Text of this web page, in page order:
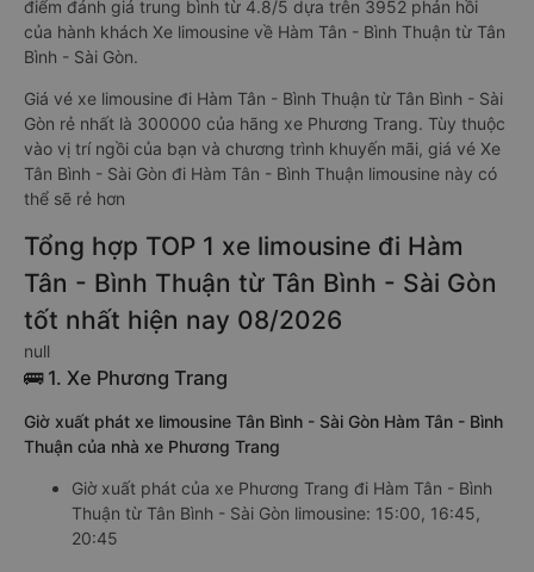
điểm đánh giá trung bình từ 4.8/5 dựa trên 3952 phản hồi
của hành khách Xe limousine về Hàm Tân - Bình Thuận từ Tân
Bình - Sài Gòn.
Giá vé xe limousine đi Hàm Tân - Bình Thuận từ Tân Bình - Sài
Gòn rẻ nhất là 300000 của hãng xe Phương Trang. Tùy thuộc
vào vị trí ngồi của bạn và chương trình khuyến mãi, giá vé Xe
Tân Bình - Sài Gòn đi Hàm Tân - Bình Thuận limousine này có
thể sẽ rẻ hơn
Tổng hợp TOP 1 xe limousine đi Hàm
Tân - Bình Thuận từ Tân Bình - Sài Gòn
tốt nhất hiện nay 08/2026
null
🚌 1. Xe Phương Trang
Giờ xuất phát xe limousine Tân Bình - Sài Gòn Hàm Tân - Bình
Thuận của nhà xe Phương Trang
Giờ xuất phát của xe Phương Trang đi Hàm Tân - Bình
Thuận từ Tân Bình - Sài Gòn limousine: 15:00, 16:45,
20:45